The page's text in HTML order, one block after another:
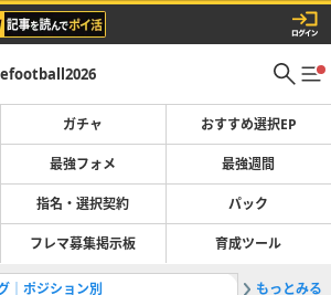
efootball2026
ガチャ おすすめ選択EP
最強フォメ 最強週間
指名・選択契約 パック
フレマ募集掲示板 育成ツール
｜ポジション別 2ガチャ
もっとみる